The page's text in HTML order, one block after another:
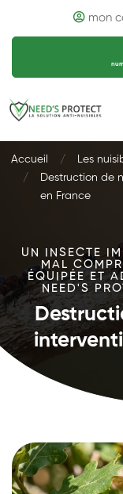
mon
Accueil
Les
Destruction de
en France
UN INSECTE
MAL
ÉQUIPÉE ET
NEED'S